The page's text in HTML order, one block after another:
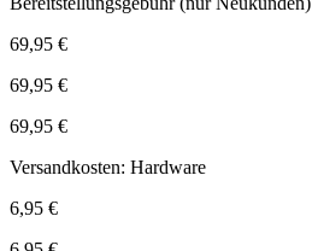
69,95 €
69,95 €
69,95 €
Versandkosten: Hardware
6,95 €